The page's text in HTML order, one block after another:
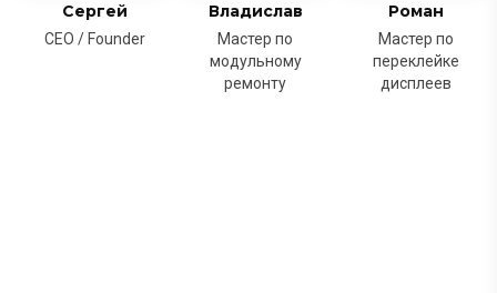
Сергей
CEO / Founder
Владислав
Мастер по
модульному
ремонту
Роман
Мастер по
переклейке
дисплеев